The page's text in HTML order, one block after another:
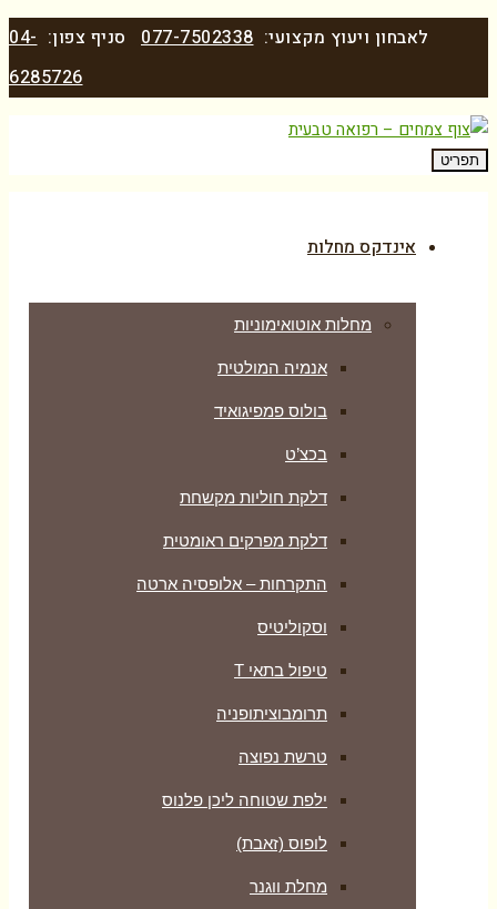
לאבחון ויעוץ מקצועי:077-7502338 סניף צפון:04-
6285726
תפריט
אינדקס מחלות
מחלות אוטואימוניות
אנמיה המולטית
בולוס פמפיגואיד
בכצ’ט
דלקת חוליות מקשחת
דלקת מפרקים ראומטית
התקרחות – אלופסיה ארטה
וסקוליטיס
טיפול בתאי T
תרומבוציתופניה
טרשת נפוצה
ילפת שטוחה ליכן פלנוס
לופוס (זאבת)
מחלת ווגנר